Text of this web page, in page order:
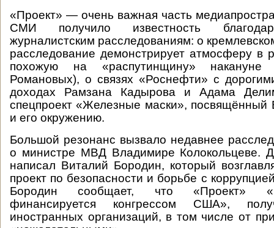
«Проект» — очень важная часть
СМИ получило известность
журналистским расследованиям: о
расследование демонстрирует атмосферу в
похожую на «распутинщину» накануне
Романовых), о связях «Роснефти» с
доходах Рамзана Кадырова и Адама
спецпроект «Железные маски», посвящённый
и его окружению.
Большой резонанс вызвало недавнее
о министре МВД Владимире Колокольцеве.
написал Виталий Бородин, который
проект по безопасности и борьбе с
Бородин сообщает, что «Проект»
финансируется конгрессом США»,
иностранных организаций, в том числе от